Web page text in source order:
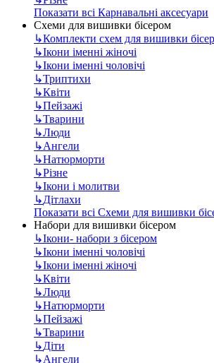
Показати всі Карнавальні аксесуари
Схеми для вишивки бісером
↳Комплекти схем для вишивки
↳Ікони іменні жіночі
↳Ікони іменні чоловічі
↳Триптихи
↳Квіти
↳Пейзажі
↳Тварини
↳Люди
↳Ангели
↳Натюрморти
↳Різне
↳Ікони і молитви
↳Дітлахи
Показати всі Схеми для вишивки
Набори для вишивки бісером
↳Ікони- набори з бісером
↳Ікони іменні чоловічі
↳Ікони іменні жіночі
↳Квіти
↳Люди
↳Натюрморти
↳Пейзажі
↳Тварини
↳Діти
↳Ангели